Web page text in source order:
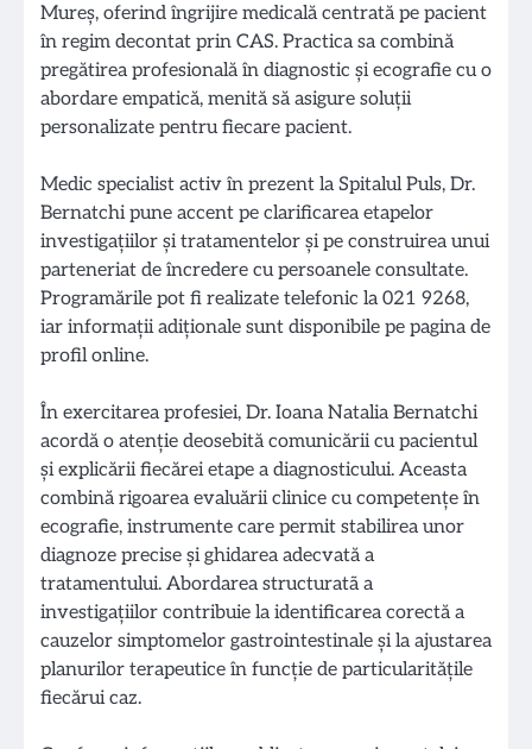
Mureș, oferind îngrijire medicală centrată pe pacient
în regim decontat prin CAS. Practica sa combină
pregătirea profesională în diagnostic și ecografie cu o
abordare empatică, menită să asigure soluții
personalizate pentru fiecare pacient.
Medic specialist activ în prezent la Spitalul Puls, Dr.
Bernatchi pune accent pe clarificarea etapelor
investigațiilor și tratamentelor și pe construirea unui
parteneriat de încredere cu persoanele consultate.
Programările pot fi realizate telefonic la 021 9268,
iar informații adiționale sunt disponibile pe pagina de
profil online.
În exercitarea profesiei, Dr. Ioana Natalia Bernatchi
acordă o atenție deosebită comunicării cu pacientul
și explicării fiecărei etape a diagnosticului. Aceasta
combină rigoarea evaluării clinice cu competențe în
ecografie, instrumente care permit stabilirea unor
diagnoze precise și ghidarea adecvată a
tratamentului. Abordarea structuratã a
investigațiilor contribuie la identificarea corectă a
cauzelor simptomelor gastrointestinale și la ajustarea
planurilor terapeutice în funcție de particularitățile
fiecărui caz.